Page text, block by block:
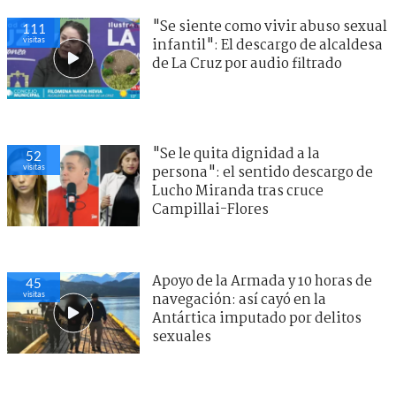
111
visitas
"Se siente como vivir abuso sexual
infantil": El descargo de alcaldesa
de La Cruz por audio filtrado
52
visitas
"Se le quita dignidad a la
persona": el sentido descargo de
Lucho Miranda tras cruce
Campillai-Flores
45
visitas
Apoyo de la Armada y 10 horas de
navegación: así cayó en la
Antártica imputado por delitos
sexuales